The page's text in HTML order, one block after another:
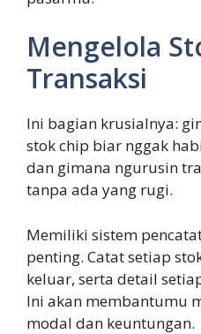
Mengelola
Transaksi
Ini bagian krusialnya:
stok chip biar nggak
dan gimana ngurusin
tanpa ada yang rugi.
Memiliki sistem
penting. Catat setiap
keluar, serta detail
Ini akan membantumu
modal dan keuntungan.